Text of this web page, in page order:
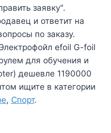
заявку".
и ответит на
по заказу.
efoil G-foil
для обучения и
дешевле 1190000
ищите в категории
, Спорт.